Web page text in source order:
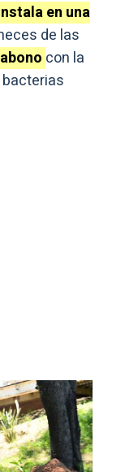
en una
de las
con la